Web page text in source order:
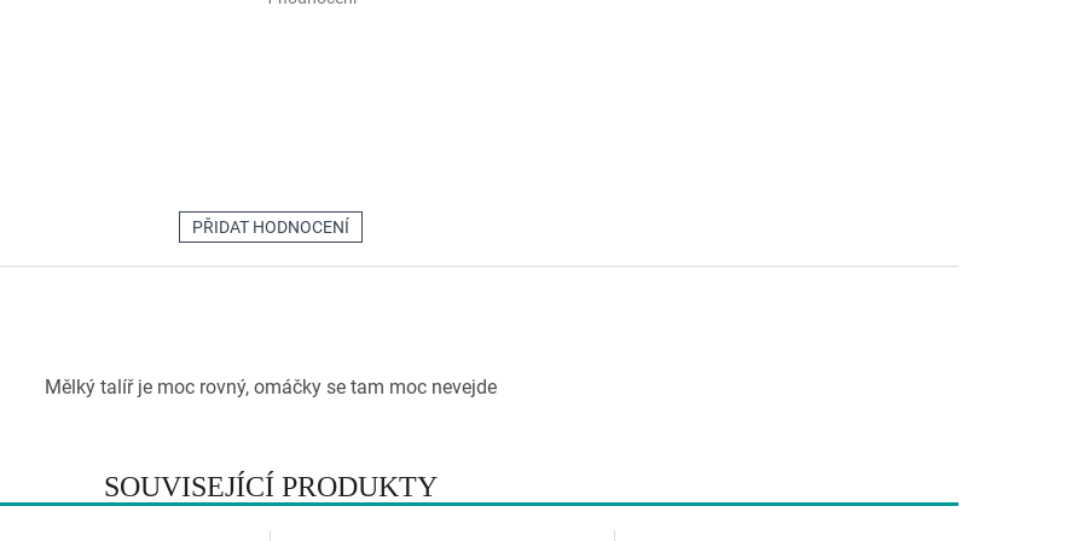
SOUVISEJÍCÍ PRODUKTY
PŘIDAT HODNOCENÍ
Mělký talíř je moc rovný, omáčky se tam moc nevejde